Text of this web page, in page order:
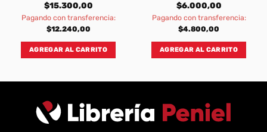
$15.300,00
Pagando con transferencia:
$12.240,00
AGREGAR AL CARRITO
$6.000,00
Pagando con transferencia:
$4.800,00
AGREGAR AL CARRITO